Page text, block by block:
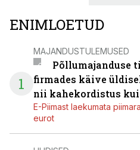
ENIMLOETUD
1
MAJANDUSTULEMUSED
Põllumajanduse
firmades käive
nii kahekordistus
E-Piimast laekumata
eurot